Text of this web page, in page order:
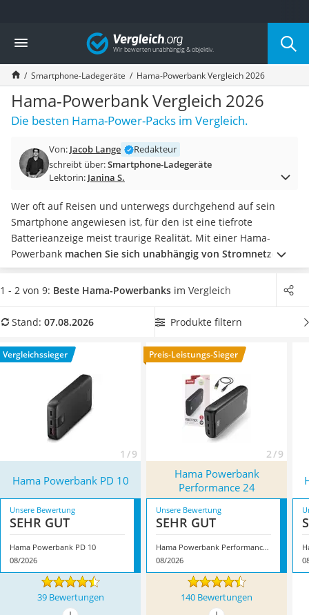
Die beliebtesten Vergleiche nach Kategorie
Elektronik
Powerstation
Monitor 32 Zoll 4K
Fernseher
Drucker
Desktop-PC
Diascanner
Laser-Multifunktionsdrucker
Powerstation mit Solarpanel
Gaming-PC
Soundbar
17-Zoll-Laptop
Satellitenschüssel
Gaming-Headset
Tablets unter 200 Euro
Lichtwecker
Acer Aspire
Vergleich
Smartphone-Ladegeräte Hama-Powerbank Vergleich 2026
Hama-Powerbank Vergleich 2026
Die besten Hama-Power-Packs im Vergleich.
Von: Jacob Lange
Redakteur
schreibt über:Smartphone-Ladegeräte
Lektorin: Janina S.
Wer oft auf Reisen und unterwegs durchgehend auf sein
Smartphone angewiesen ist, für den ist eine tiefrote
Batterieanzeige meist traurige Realität. Mit einer Hama-
Powerbank machen Sie sich unabhängig von Stromnetzen,
können ganze Camping-Wochenenden ohne Strom
überbrücken und überall Smartphone,Bluetooth-
Online-Tests zeigen, sind die Geräte meist in dunklen
Gewicht unter 200 g
aus der Vergleichstabelle, wenn Sie die
Powerbank häufig mit sich tragen. Überzeugt hat uns hier im
August 2026 besonders das Modell
Hama Powerbank PD 10
mit seinen Eigenschaften.
1 - 2 von 9: Beste Hama-Powerbanks im Vergleich
Stand: 07.08.2026 Produkte filtern
Vergleichssieger
1 / 9
Preis-Leistungs-Sieger
2 / 9
Hama Powerbank PD 10
Hama Powerbank
Performance 24
Unsere Bewertung
SEHR GUT
Hama Powerbank PD 10
08/2026
Unsere Bewertung
SEHR GUT
Hama Powerbank Performance 24
08/2026
39 Bewertungen 140 Bewertungen